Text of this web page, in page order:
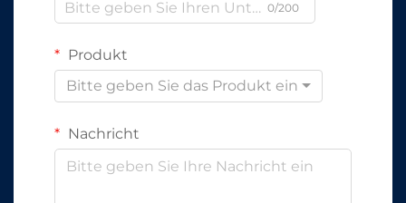
0/200
Produkt
Bitte geben Sie das Produkt ein
Nachricht